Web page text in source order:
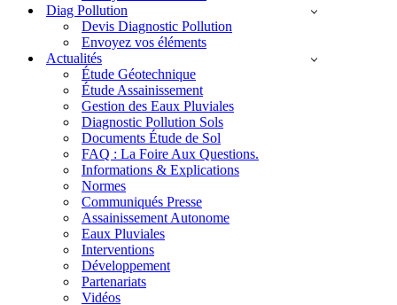
Diag Pollution
Devis Diagnostic Pollution
Envoyez vos éléments
Actualités
Étude Géotechnique
Étude Assainissement
Gestion des Eaux Pluviales
Diagnostic Pollution Sols
Documents Étude de Sol
FAQ : La Foire Aux Questions.
Informations & Explications
Normes
Communiqués Presse
Assainissement Autonome
Eaux Pluviales
Interventions
Développement
Partenariats
Vidéos